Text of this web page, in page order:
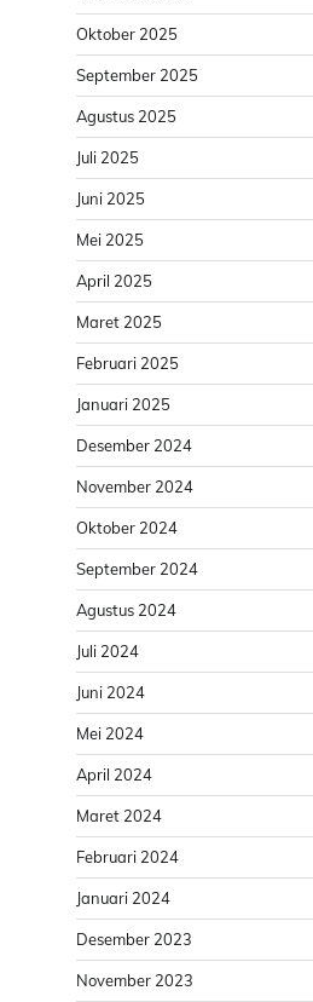
Oktober 2025
September 2025
Agustus 2025
Juli 2025
Juni 2025
Mei 2025
April 2025
Maret 2025
Februari 2025
Januari 2025
Desember 2024
November 2024
Oktober 2024
September 2024
Agustus 2024
Juli 2024
Juni 2024
Mei 2024
April 2024
Maret 2024
Februari 2024
Januari 2024
Desember 2023
November 2023